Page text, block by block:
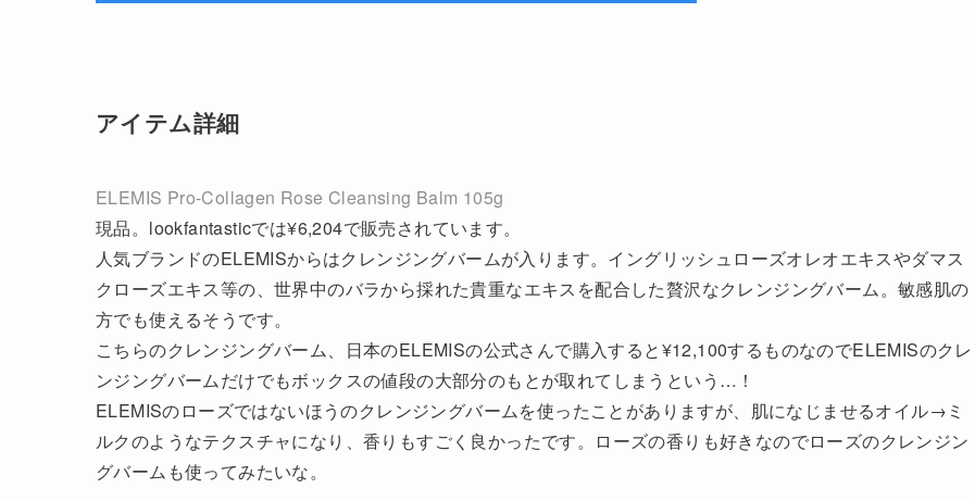
アイテム詳細
ELEMIS Pro-Collagen Rose Cleansing Balm 105g
現品。lookfantasticでは¥6,204で販売されています。
人気ブランドのELEMISからはクレンジングバームが入ります。イングリッシュローズオレオエキスやダマス
クローズエキス等の、世界中のバラから採れた貴重なエキスを配合した贅沢なクレンジングバーム。敏感肌の
方でも使えるそうです。
こちらのクレンジングバーム、日本のELEMISの公式さんで購入すると¥12,100するものなのでELEMISのクレ
ンジングバームだけでもボックスの値段の大部分のもとが取れてしまうという…！
ELEMISのローズではないほうのクレンジングバームを使ったことがありますが、肌になじませるオイル→ミ
ルクのようなテクスチャになり、香りもすごく良かったです。ローズの香りも好きなのでローズのクレンジン
グバームも使ってみたいな。